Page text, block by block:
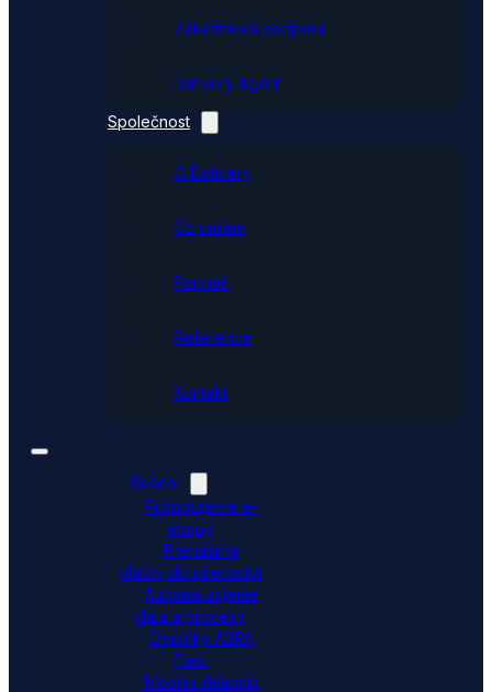
Zákaznická podpora
Dativery Agent
Společnost
O Dativery
Co umíme
Partneři
Reference
Kontakt
Řešení
Propojujeme e-
shopy
Přenášíme
platby do účetnictví
Automatizujeme
data a procesy
Doplňky ABRA
Flexi
Mobilní skladník